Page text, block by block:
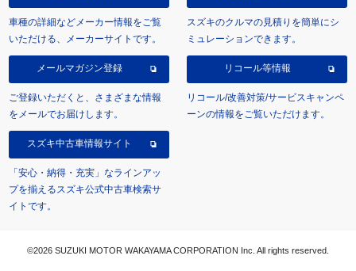
車種の詳細などメーカー情報をご覧
いただける、メーカーサイトです。
スズキのクルマの見積りを簡単にシ
ミュレーションできます。
メールマガジン登録
ご登録いただくと、さまざまな情報
をメールでお届けします。
リコール等情報
リコール/改善対策/サービスキャンペ
ーンの情報をご覧いただけます。
スズキ中古車情報サイト
「安心・納得・充実」なラインアッ
プを揃えるスズキ公式中古車検索サ
イトです。
©2026 SUZUKI MOTOR WAKAYAMA CORPORATION Inc. All rights reserved.